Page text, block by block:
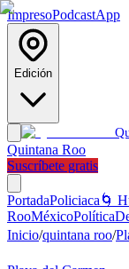
ImpresoPodcastApp
Edición
Quintana Roo
Suscríbete gratis
PortadaPoliciaca 🌀
RooMéxicoPolítica
Inicio/quintana roo/